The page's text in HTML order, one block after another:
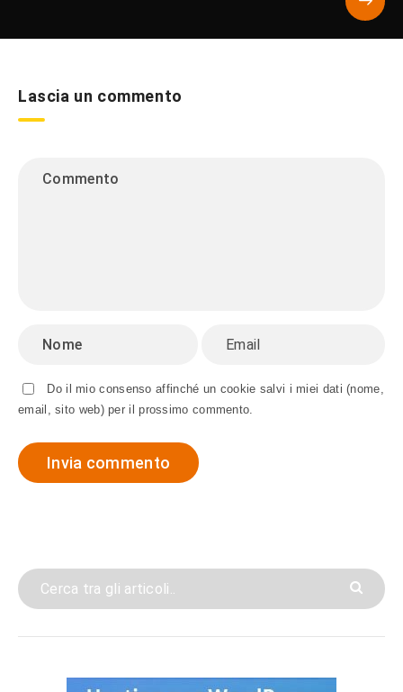
Lascia un commento
Do il mio consenso affinché un cookie salvi i miei dati (nome,
email, sito web) per il prossimo commento.